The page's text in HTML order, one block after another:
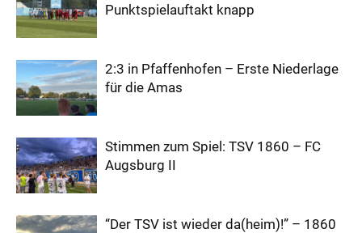
Punktspielauftakt knapp
2:3 in Pfaffenhofen – Erste Niederlage
für die Amas
Stimmen zum Spiel: TSV 1860 – FC
Augsburg II
“Der TSV ist wieder da(heim)!” – 1860